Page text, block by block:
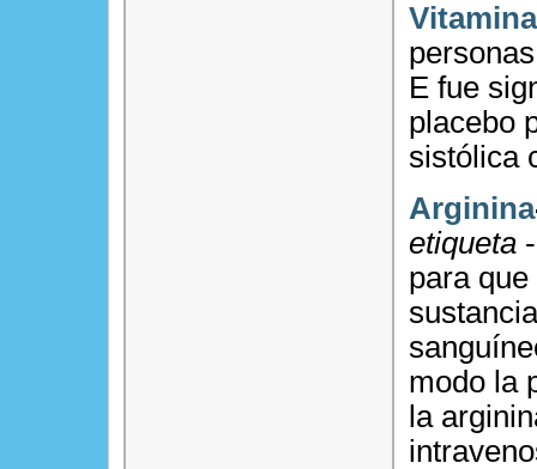
E fue
placebo
sistólica
Arginina
etiqueta
para
modo la
la